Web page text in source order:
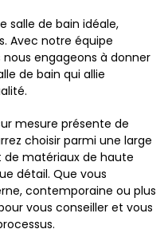
salle de bain idéale,
Avec notre équipe
engageons à donner
de bain qui allie
mesure présente de
choisir parmi une large
de matériaux de haute
détail. Que vous
contemporaine ou plus
vous conseiller et vous